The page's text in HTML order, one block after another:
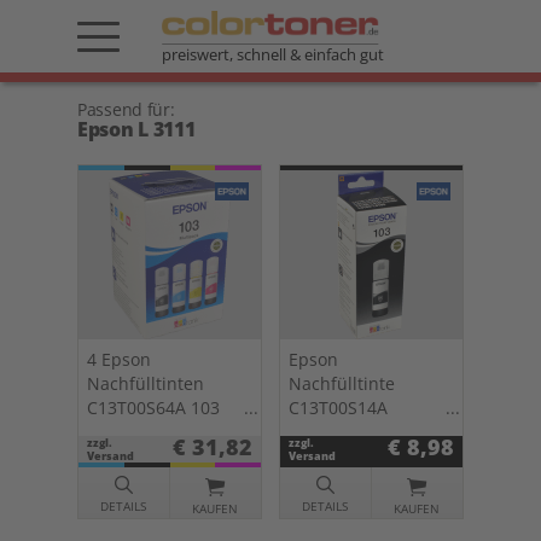
preiswert, schnell & einfach gut
Passend für:
Epson L 3111
4 Epson
Nachfülltinten
C13T00S64A 103
zzgl.
Versand
€ 31,82
DETAILS KAUFEN
Epson
Nachfülltinte
C13T00S14A
schwarz 103
zzgl.
Versand
€ 8,98
DETAILS KAUFEN